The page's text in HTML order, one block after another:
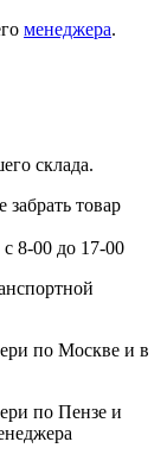
менеджера.
склада.
товар
8-00 до 17-00
по Москве и в
по Пензе и